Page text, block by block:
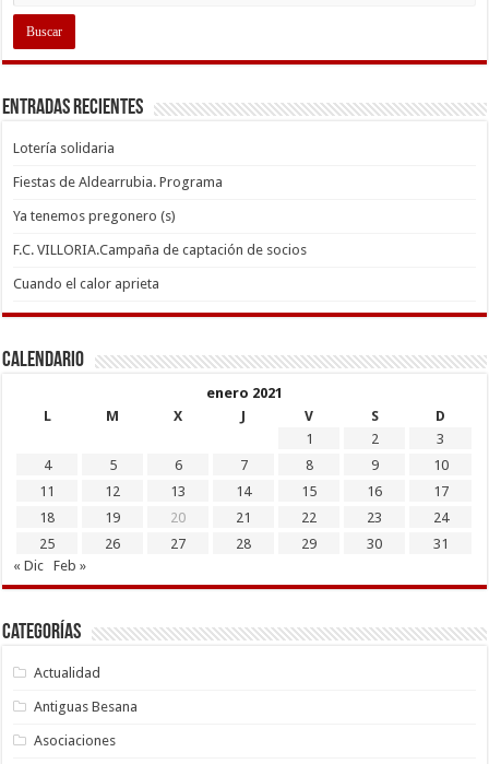
Entradas recientes
Lotería solidaria
Fiestas de Aldearrubia. Programa
Ya tenemos pregonero (s)
F.C. VILLORIA.Campaña de captación de socios
Cuando el calor aprieta
Calendario
enero 2021
L
M X J V S
D
1
2
3
4
5 6 7 8 9
10
11
12 13 14 15 16
17
18
19 20 21 22 23
24
25
26 27 28 29 30
31
« Dic
Feb »
Categorías
Actualidad
Antiguas Besana
Asociaciones